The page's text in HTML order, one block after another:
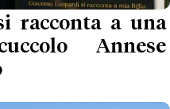
racconta a una
Annese